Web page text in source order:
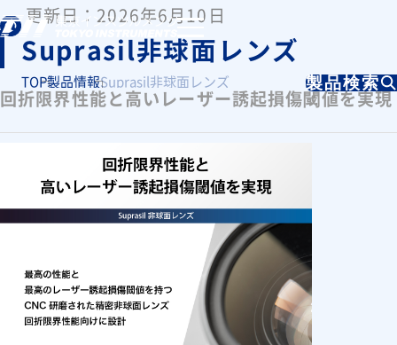
TOP製品情報Suprasil非球面レンズ
更新日：2026年6月10日
Suprasil非球面レンズ
回折限界性能と高いレーザー誘起損傷閾値を実現
製品検索